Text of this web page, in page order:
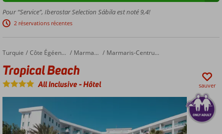
min.
16
ans
Près de
de sable,
n'oubliez
pas vos
tongs.
Petit-
déjeuner,
demi-
Pour “Service”, Iberostar Selection Sábila est noté 9,4!
2 réservations récentes
Accueil
Turquie Côte Égéenne Marmaris Marmaris-Centrum
Tropical Beach
Tropical Beach
All Inclusive-Hôtel sauver